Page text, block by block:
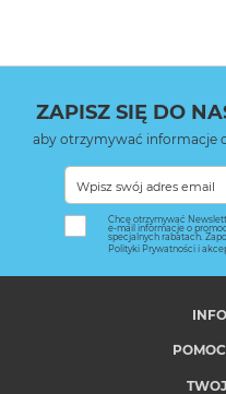
ZAPISZ SIĘ DO
aby otrzymywać informacje
Chcę otrzymywać
e-mail informacje o
specjalnych rabatach.
Polityki Prywatności i